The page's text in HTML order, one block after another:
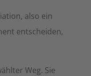
also ein
entscheiden,
Weg. Sie